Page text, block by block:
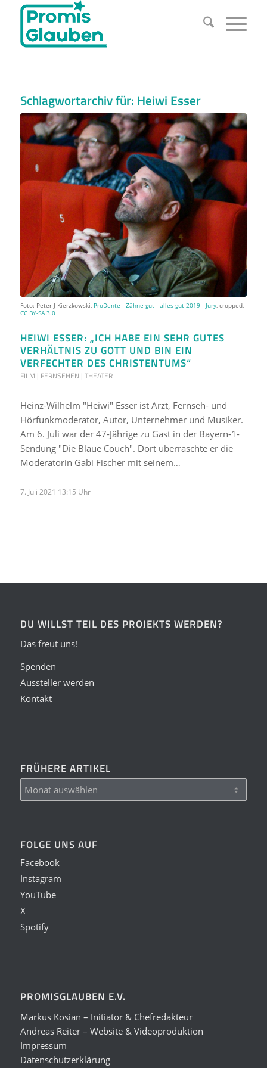
Schlagwortarchiv für: Heiwi Esser
Foto: Peter J Kierzkowski, ProDente - Zähne gut - alles gut 2019 - Jury, cropped,
CC BY-SA 3.0
HEIWI ESSER: „ICH HABE EIN SEHR GUTES
VERHÄLTNIS ZU GOTT UND BIN EIN
VERFECHTER DES CHRISTENTUMS“
FILM | FERNSEHEN | THEATER
Heinz-Wilhelm "Heiwi" Esser ist Arzt, Fernseh- und
Hörfunkmoderator, Autor, Unternehmer und Musiker.
Am 6. Juli war der 47-Jährige zu Gast in der Bayern-1-
Sendung "Die Blaue Couch". Dort überraschte er die
Moderatorin Gabi Fischer mit seinem…
7. Juli 2021 13:15 Uhr
DU WILLST TEIL DES PROJEKTS WERDEN?
Das freut uns!
Spenden
Aussteller werden
Kontakt
FRÜHERE ARTIKEL
FOLGE UNS AUF
Facebook
Instagram
YouTube
X
Spotify
PROMISGLAUBEN E.V.
Markus Kosian – Initiator & Chefredakteur
Andreas Reiter – Website & Videoproduktion
Impressum
Datenschutzerklärung